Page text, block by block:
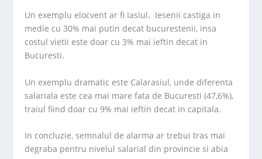
Un exemplu elocvent ar fi Iasiul. Iesenii castiga in
medie cu 30% mai putin decat bucurestenii, insa
costul vietii este doar cu 3% mai ieftin decat in
Bucuresti.
Un exemplu dramatic este Calarasiul, unde diferenta
salariala este cea mai mare fata de Bucuresti (47,6%),
traiul fiind doar cu 9% mai ieftin decat in capitala.
In concluzie, semnalul de alarma ar trebui tras mai
degraba pentru nivelul salarial din provincie si abia